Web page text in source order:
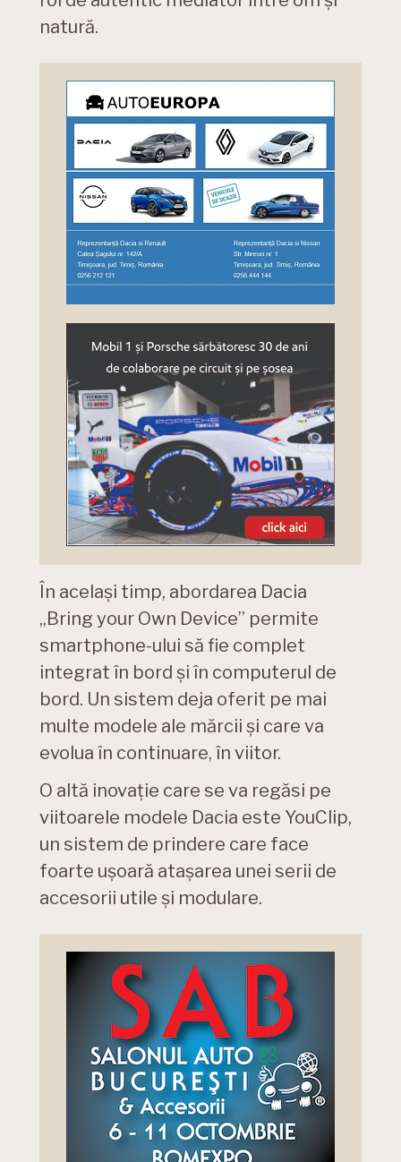
natură.
În același timp, abordarea Dacia
„Bring your Own Device” permite
smartphone-ului să fie complet
integrat în bord și în computerul de
bord. Un sistem deja oferit pe mai
multe modele ale mărcii și care va
evolua în continuare, în viitor.
O altă inovație care se va regăsi pe
viitoarele modele Dacia este YouClip,
un sistem de prindere care face
foarte ușoară atașarea unei serii de
accesorii utile și modulare.